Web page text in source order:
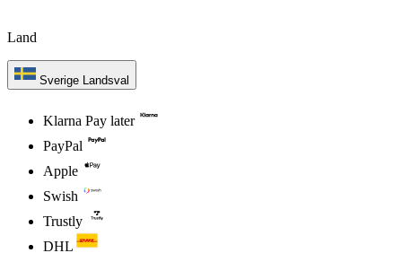
Land
Sverige Landsval
Klarna Pay later
PayPal
Apple
Swish
Trustly
DHL